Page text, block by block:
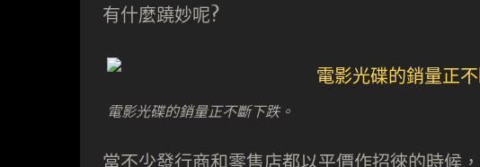
有什麼蹺妙呢?
電影光碟的銷量正不斷下跌。
當不少發行商和零售店都以平價作招徠的時